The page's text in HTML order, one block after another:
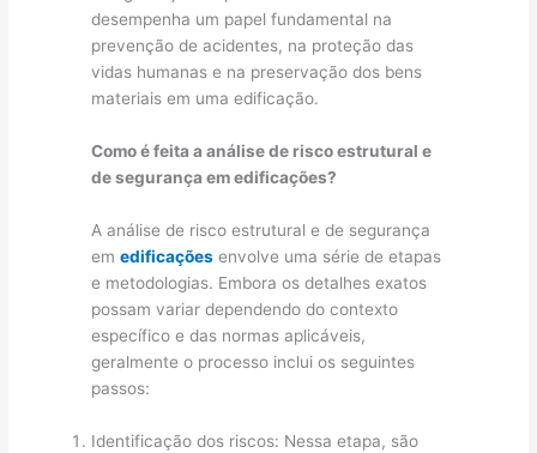
desempenha um papel fundamental na
prevenção de acidentes, na proteção das
vidas humanas e na preservação dos bens
materiais em uma edificação.
Como é feita a análise de risco estrutural e
de segurança em edificações?
A análise de risco estrutural e de segurança
em edificaçõesenvolve uma série de etapas
e metodologias. Embora os detalhes exatos
possam variar dependendo do contexto
específico e das normas aplicáveis,
geralmente o processo inclui os seguintes
passos:
Identificação dos riscos: Nessa etapa, são